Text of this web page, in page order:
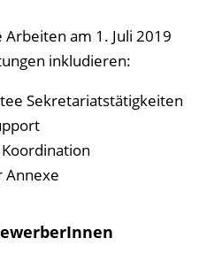
n
am 1. Juli 2019
inkludieren:
Sekretariatstätigkeiten
Annexe